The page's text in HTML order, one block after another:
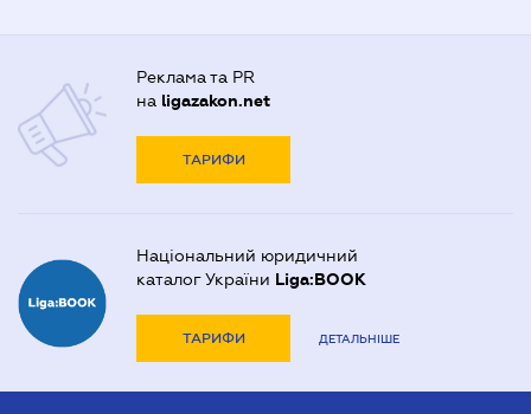
Реклама та PR
на ligazakon.net
ТАРИФИ
Національний юридичний
каталог України Liga:BOOK
ТАРИФИ ДЕТАЛЬНІШЕ